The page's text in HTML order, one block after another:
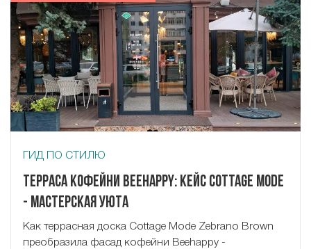
ГИД ПО СТИЛЮ
Терраса кофейни Beehappy: кейс Cottage Mode
- Мастерская Уюта
Как террасная доска Cottage Mode Zebrano Brown
преобразила фасад кофейни Beehappy -